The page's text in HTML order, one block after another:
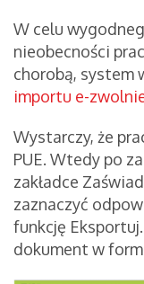
W celu
nieobecności
chorobą, system
importu e-
Wystarczy, że
PUE. Wtedy po
zakładce
zaznaczyć
funkcję
dokument w